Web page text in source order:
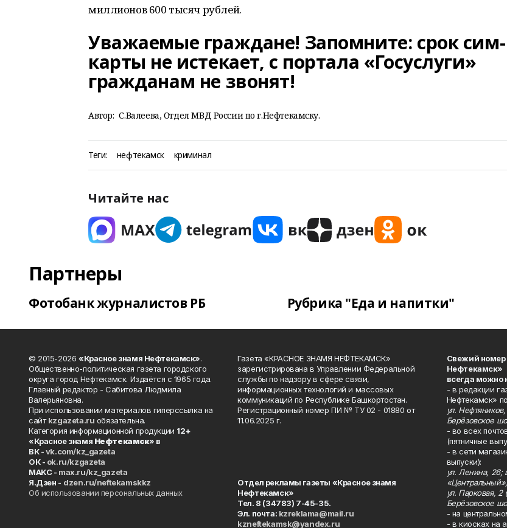
миллионов 600 тысяч рублей.
Уважаемые граждане! Запомните: срок сим-
карты не истекает, с портала «Госуслуги»
гражданам не звонят!
Автор: С.Валеева, Отдел МВД России по г.Нефтекамску.
Теги: нефтекамск криминал
Читайте нас
Партнеры
Фотобанк журналистов РБ Рубрика "Еда и напитки"
© 2015-2026 «Красное знамя Нефтекамск».
Общественно-политическая газета городского
округа город Нефтекамск. Издаётся с 1965 года.
Главный редактор - Сабитова Людмила
Валерьяновна.
При использовании материалов гиперссылка на
сайтkzgazeta.ru обязательна.
Категория информационной продукции 12+
«Красное знамя Нефтекамск» в
ВК -vk.com/kz_gazeta
ОК - ok.ru/kzgazeta
MAKC - max.ru/kz_gazeta
Я.Дзен - dzen.ru/neftekamskkz
Об использовании персональных данных
Газета «КРАСНОЕ ЗНАМЯ НЕФТЕКАМСК»
зарегистрирована в Управлении Федеральной
службы по надзору в сфере связи,
информационных технологий и массовых
коммуникаций по Республике Башкортостан.
Регистрационный номер ПИ № ТУ 02 - 01880 от
11.06.2025 г.
Отдел рекламы газеты «Красное знамя
Нефтекамск»
Тел. 8 (34783) 7-45-35.
Эл. почта: kzreklama@mail.ru
kzneftekamsk@yandex.ru
Свежий номер
Нефтекамск»
всегда можно
- в редакции
Нефтекамск»
ул.
Берёзовское
- во всех
(пятничные
- в сети
выпуски):
ул. Ленина, 26;
«Центральный»,
ул. Парковая,
Берёзовское
- на
- в киосках на